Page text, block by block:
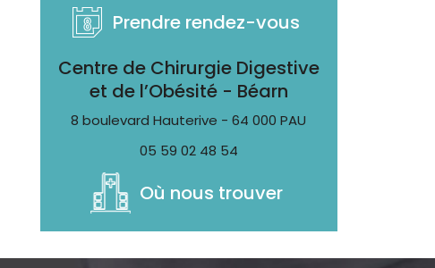
Prendre rendez-vous
Centre de Chirurgie Digestive
et de l’Obésité - Béarn
8 boulevard Hauterive - 64 000 PAU
05 59 02 48 54
Où nous trouver